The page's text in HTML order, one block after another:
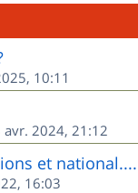
10:11
avr. 2024, 21:12
et national....
16:03